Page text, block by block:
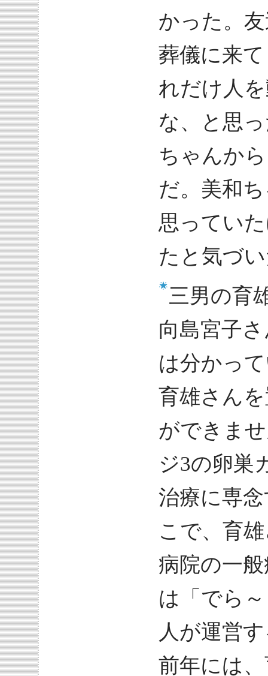
かった。
葬儀に来
れだけ人
な、と思
ちゃんか
だ。美和
思ってい
たと気づ
三男の育
向島宮子
は分かっ
育雄さん
ができま
ジ3の卵巣
治療に専
こで、育
病院の一
は「でら
人が運営
前年には